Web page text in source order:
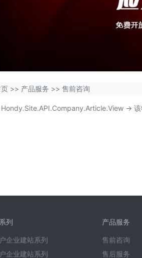
>> 产品服务 >> 售前咨询
-> 该
列
企业建站系列
企业建站系列
产品服务
售前咨询
售后服务